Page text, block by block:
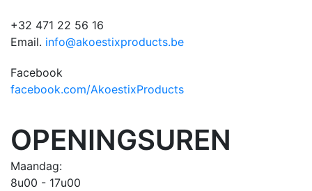
+32 471 22 56 16
Email. info@akoestixproducts.be
Facebook
facebook.com/AkoestixProducts
OPENINGSUREN
Maandag:
8u00 - 17u00